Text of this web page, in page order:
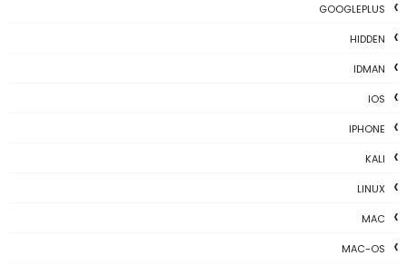
GOOGLEPLUS
HIDDEN
IDMAN
IOS
IPHONE
KALI
LINUX
MAC
MAC-OS